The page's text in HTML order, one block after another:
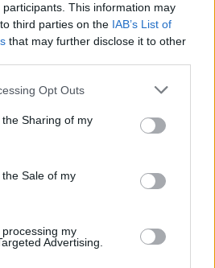
participants. This information may
third parties on the IAB’s List of
that may further disclose it to other
app uses one or more Google
usage behaviour. You may click to
Google and its third-party tags to
purposes in below Google
Opt Outs
Sharing of my
Sale of my
my
Advertising.
ki az orosz olajra